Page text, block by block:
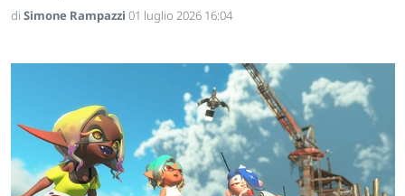
di Simone Rampazzi 01 luglio 2026 16:04